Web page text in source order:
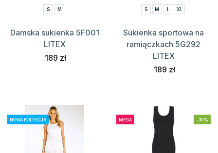
S M
Damska sukienka 5F001
LITEX
189 zł
S M L XL
Sukienka sportowa na
ramiączkach 5G292
LITEX
189 zł
NOWA KOLEKCJA MEGA -30%